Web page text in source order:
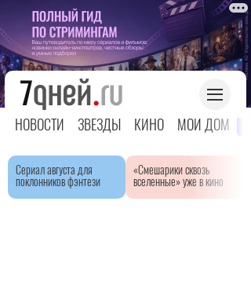
НОВОСТИ ЗВЕЗДЫ КИНО МОЙ ДОМ
Сериал августа для
поклонников фэнтези
«Смешарики сквозь
вселенные» уже в кино